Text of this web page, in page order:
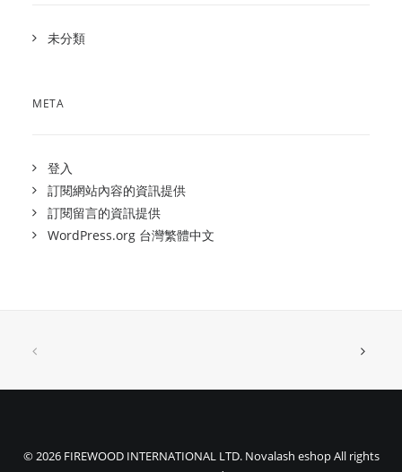
未分類
META
登入
訂閱網站內容的資訊提供
訂閱留言的資訊提供
WordPress.org 台灣繁體中文
© 2026 FIREWOOD INTERNATIONAL LTD. Novalash eshop All rights